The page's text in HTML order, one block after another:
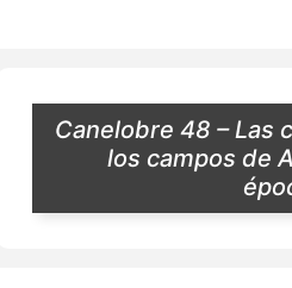
Canelobre 48 – Las
los campos de